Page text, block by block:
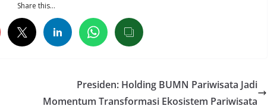
Share this…
Presiden: Holding BUMN Pariwisata Jadi
Momentum Transformasi Ekosistem Pariwisata